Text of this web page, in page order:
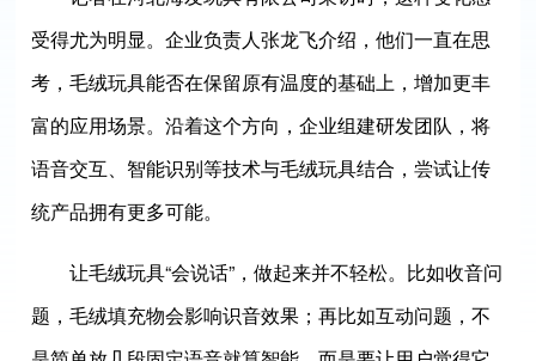
受得尤为明显。企业负责人张龙飞介绍，他们一直在思
考，毛绒玩具能否在保留原有温度的基础上，增加更丰
富的应用场景。沿着这个方向，企业组建研发团队，将
语音交互、智能识别等技术与毛绒玩具结合，尝试让传
统产品拥有更多可能。
让毛绒玩具“会说话”，做起来并不轻松。比如收音问
题，毛绒填充物会影响识音效果；再比如互动问题，不